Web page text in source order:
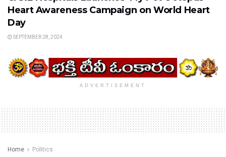
Heart Awareness Campaign on World Heart
Day
SEPTEMBER 28, 2024
ADVERTISEMENT
Home Politics